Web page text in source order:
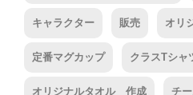
キャラクター 販売 オリ
定番マグカップ クラスTシャ
オリジナルタオル 作成 チ